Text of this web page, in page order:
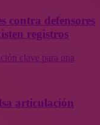
contra defensores
registros
clave para una
articulación